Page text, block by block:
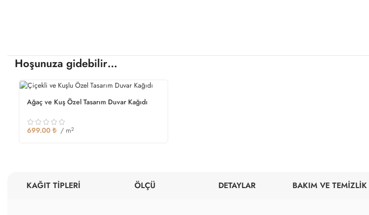
Hoşunuza gidebilir…
Ağaç ve Kuş Özel Tasarım Duvar Kağıdı
699.00 ₺ / m2
KAĞIT TİPLERİ ÖLÇÜ DETAYLAR BAKIM VE TEMİZLİK